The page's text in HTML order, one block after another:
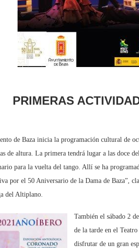
PRIMERAS
de Baza inicia la programación cultural de
de altura. La primera tendrá lugar a las doce
para la vuelta del tango. Allí se ha
por el 50 Aniversario de la Dama de Baza”,
del Altiplano.
También el sábado 2
de la tarde en el
disfrutar de un gran